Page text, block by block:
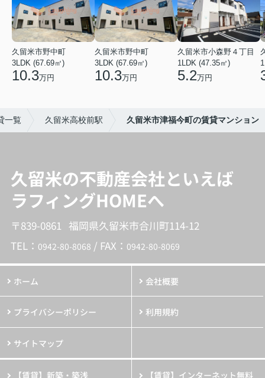
久留米市野中町
3LDK (67.69㎡)
10.3万円
久留米市野中町
3LDK (67.69㎡)
10.3万円
久留米市小森野４丁目
1LDK (47.35㎡)
5.2万円
一覧 久留米高校前駅 久留米市津福今町の賃貸マンション
久留米の不動産会社といえば
ラフィングHOMEへ
〒839-0861 福岡県久留米市合川町114-12
TEL： 0942-80-8068 / FAX： 0942-80-8069
ホーム 会社概要
プライバシーポリシー 利用規約
サイトマップ
【賃貸】新築・築浅 【賃貸】インターネット無料